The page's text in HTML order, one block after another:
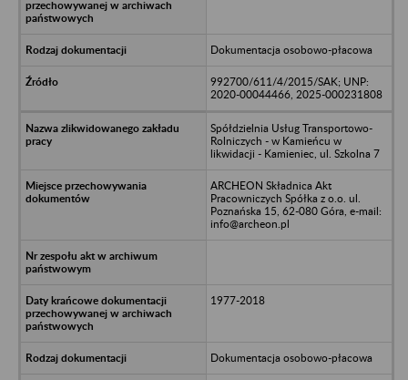
Dokumentacja osobowo-płacowa
992700/611/4/2015/SAK; UNP:
2020-00044466, 2025-000231808
Spółdzielnia Usług Transportowo-
Rolniczych - w Kamieńcu w
likwidacji - Kamieniec, ul. Szkolna 7
ARCHEON Składnica Akt
Pracowniczych Spółka z o.o. ul.
Poznańska 15, 62-080 Góra, e-mail:
info@archeon.pl
1977-2018
Dokumentacja osobowo-płacowa